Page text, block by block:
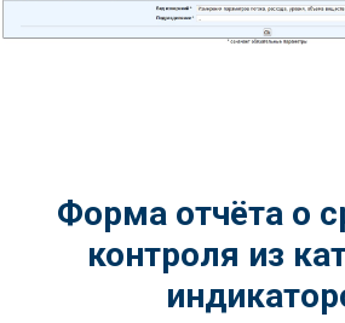
Форма отчёта о
контроля из